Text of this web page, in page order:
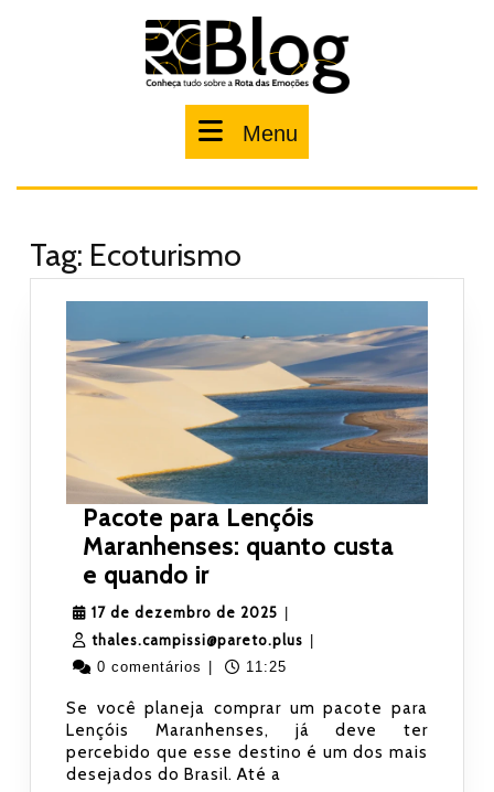
Menu
Tag: Ecoturismo
Pacote para Lençóis
Maranhenses: quanto custa
e quando ir
para
Lençóis
Maranhenses:
custa
e
quando
17 de dezembro de 2025 17
de
dezembro
2025
thales.campissi@pareto.plus
0 comentários
11:25
Se você planeja comprar um pacote para
Lençóis Maranhenses, já deve ter
percebido que esse destino é um dos mais
desejados do Brasil. Até a